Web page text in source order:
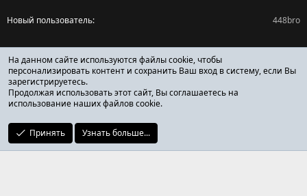
Новый пользователь 448bro
Поделиться страницей
Facebook
X (Twitter)
Reddit
ОТЗЫВЫ ОНЛАЙН ФОРУМ
На данном сайте используются файлы cookie, чтобы
персонализировать контент и сохранить Ваш вход в систему, если Вы
зарегистрируетесь.
Продолжая использовать этот сайт, Вы соглашаетесь на
использование наших файлов cookie.
Принять Узнать больше...